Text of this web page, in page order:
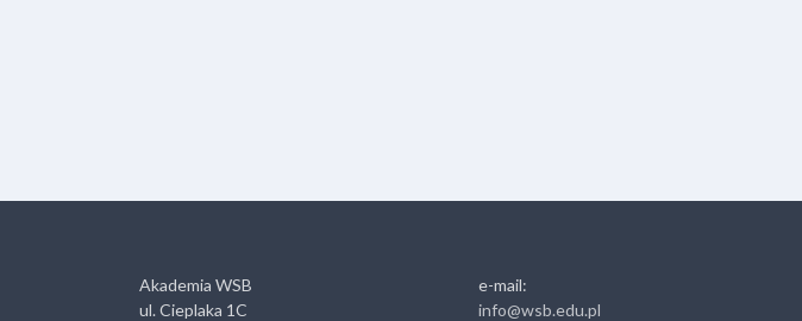
Akademia WSB
ul. Cieplaka 1C
e-mail:
info@wsb.edu.pl